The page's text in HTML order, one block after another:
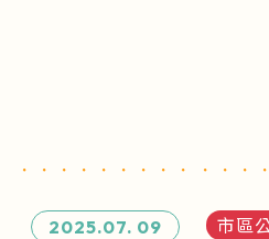
2025.07. 09 市區